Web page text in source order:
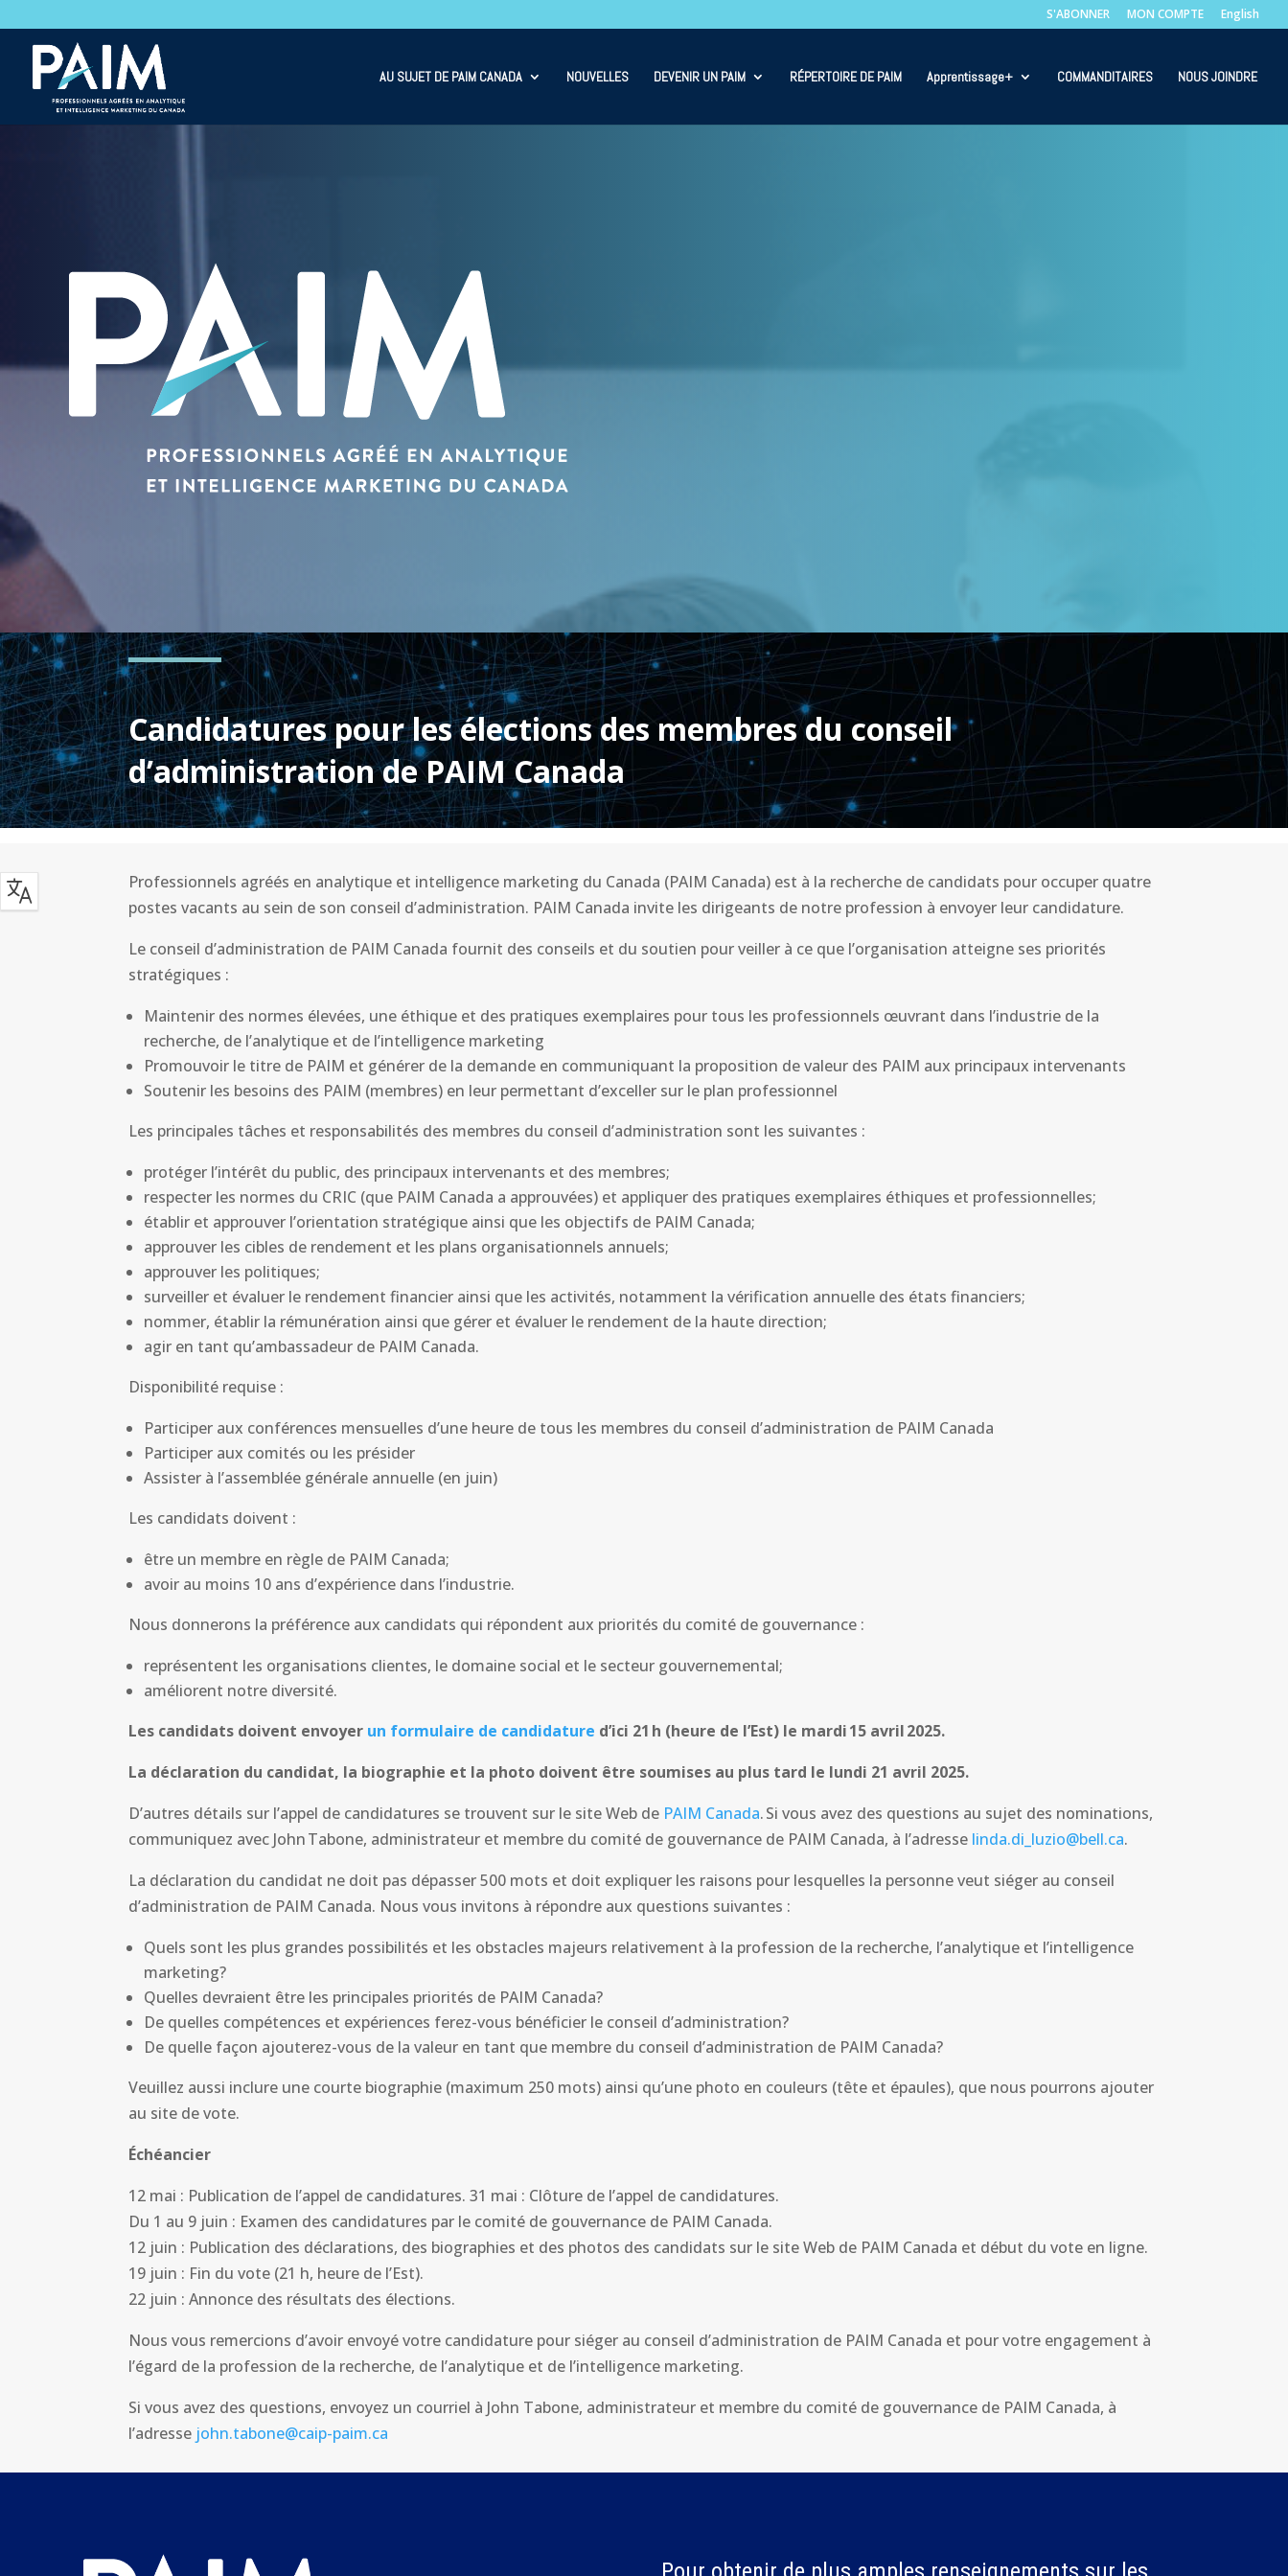
S'ABONNER MON COMPTE English
AU SUJET DE PAIM CANADA NOUVELLES DEVENIR UN PAIM RÉPERTOIRE DE PAIM Apprentissage+ COMMANDITAIRES NOUS JOINDRE
Candidatures pour les élections des membres du conseil
d’administration de PAIM Canada
Professionnels agréés en analytique et intelligence marketing du Canada (PAIM Canada) est à la recherche de candidats pour occuper quatre
postes vacants au sein de son conseil d’administration. PAIM Canada invite les dirigeants de notre profession à envoyer leur candidature.
Le conseil d’administration de PAIM Canada fournit des conseils et du soutien pour veiller à ce que l’organisation atteigne ses priorités
stratégiques :
Maintenir des normes élevées, une éthique et des pratiques exemplaires pour tous les professionnels œuvrant dans l’industrie de la
recherche, de l’analytique et de l’intelligence marketing
Promouvoir le titre de PAIM et générer de la demande en communiquant la proposition de valeur des PAIM aux principaux intervenants
Soutenir les besoins des PAIM (membres) en leur permettant d’exceller sur le plan professionnel
Les principales tâches et responsabilités des membres du conseil d’administration sont les suivantes :
protéger l’intérêt du public, des principaux intervenants et des membres;
respecter les normes du CRIC (que PAIM Canada a approuvées) et appliquer des pratiques exemplaires éthiques et professionnelles;
établir et approuver l’orientation stratégique ainsi que les objectifs de PAIM Canada;
approuver les cibles de rendement et les plans organisationnels annuels;
approuver les politiques;
surveiller et évaluer le rendement financier ainsi que les activités, notamment la vérification annuelle des états financiers;
nommer, établir la rémunération ainsi que gérer et évaluer le rendement de la haute direction;
agir en tant qu’ambassadeur de PAIM Canada.
Disponibilité requise :
Participer aux conférences mensuelles d’une heure de tous les membres du conseil d’administration de PAIM Canada
Participer aux comités ou les présider
Assister à l’assemblée générale annuelle (en juin)
Les candidats doivent :
être un membre en règle de PAIM Canada;
avoir au moins 10 ans d’expérience dans l’industrie.
Nous donnerons la préférence aux candidats qui répondent aux priorités du comité de gouvernance :
représentent les organisations clientes, le domaine social et le secteur gouvernemental;
améliorent notre diversité.
Les candidats doivent envoyer un formulaire de candidature d’ici 21 h (heure de l’Est) le mardi 15 avril 2025.
La déclaration du candidat, la biographie et la photo doivent être soumises au plus tard le lundi 21 avril 2025.
D’autres détails sur l’appel de candidatures se trouvent sur le site Web de PAIM Canada. Si vous avez des questions au sujet des nominations,
communiquez avec John Tabone, administrateur et membre du comité de gouvernance de PAIM Canada, à l’adresse linda.di_luzio@bell.ca.
La déclaration du candidat ne doit pas dépasser 500 mots et doit expliquer les raisons pour lesquelles la personne veut siéger au conseil
d’administration de PAIM Canada. Nous vous invitons à répondre aux questions suivantes :
Quels sont les plus grandes possibilités et les obstacles majeurs relativement à la profession de la recherche, l’analytique et l’intelligence
marketing?
Quelles devraient être les principales priorités de PAIM Canada?
De quelles compétences et expériences ferez-vous bénéficier le conseil d’administration?
De quelle façon ajouterez-vous de la valeur en tant que membre du conseil d’administration de PAIM Canada?
Veuillez aussi inclure une courte biographie (maximum 250 mots) ainsi qu’une photo en couleurs (tête et épaules), que nous pourrons ajouter
au site de vote.
Échéancier
12 mai : Publication de l’appel de candidatures. 31 mai : Clôture de l’appel de candidatures.
Du 1 au 9 juin : Examen des candidatures par le comité de gouvernance de PAIM Canada.
12 juin : Publication des déclarations, des biographies et des photos des candidats sur le site Web de PAIM Canada et début du vote en ligne.
19 juin : Fin du vote (21 h, heure de l’Est).
22 juin : Annonce des résultats des élections.
Nous vous remercions d’avoir envoyé votre candidature pour siéger au conseil d’administration de PAIM Canada et pour votre engagement à
l’égard de la profession de la recherche, de l’analytique et de l’intelligence marketing.
Si vous avez des questions, envoyez un courriel à John Tabone, administrateur et membre du comité de gouvernance de PAIM Canada, à
l’adresse john.tabone@caip-paim.ca